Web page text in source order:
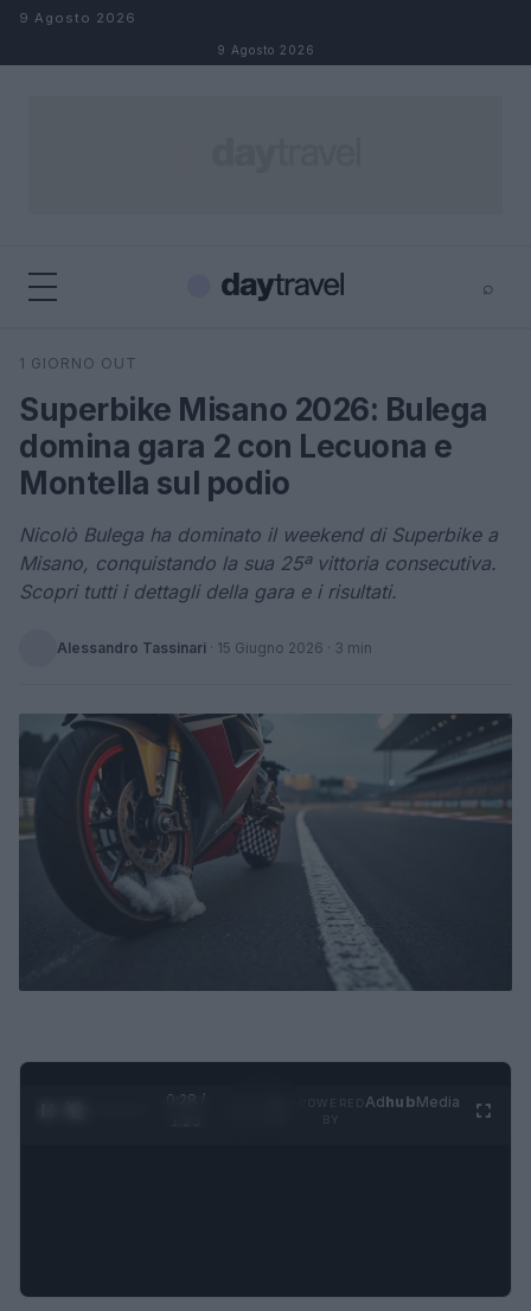
Salta al contenuto
9 Agosto 2026
9 Agosto 2026
⌕
Cerca
1 GIORNO OUT
Superbike Misano 2026: Bulega
domina gara 2 con Lecuona e
Montella sul podio
Nicolò Bulega ha dominato il weekend di Superbike a
Misano, conquistando la sua 25ª vittoria consecutiva.
Scopri tutti i dettagli della gara e i risultati.
Alessandro Tassinari · 15 Giugno 2026 · 3 min
0:29 /
AdhubMedia